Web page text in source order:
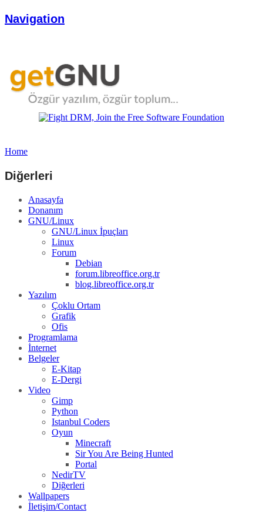
Navigation
Home
Diğerleri
Anasayfa
Donanım
GNU/Linux
GNU/Linux İpuçları
Linux
Forum
Debian
forum.libreoffice.org.tr
blog.libreoffice.org.tr
Yazılım
Çoklu Ortam
Grafik
Ofis
Programlama
İnternet
Belgeler
E-Kitap
E-Dergi
Video
Gimp
Python
Istanbul Coders
Oyun
Minecraft
Sir You Are Being Hunted
Portal
NedirTV
Diğerleri
Wallpapers
İletişim/Contact